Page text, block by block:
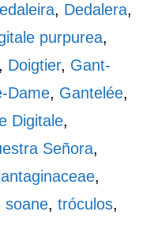
, Dedalera,
purpurea,
, Doigtier, Gant-
Dame, Gantelée,
Digitale,
Señora,
,
soane,tróculos,